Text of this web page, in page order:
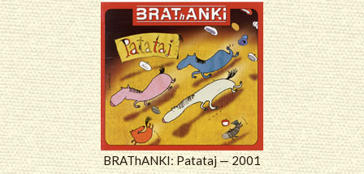
BRAThANKI: Patataj — 2001